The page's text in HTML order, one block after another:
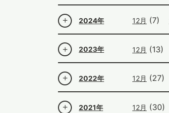
2024年 12月 (7)
2023年 12月 (13)
2022年 12月 (27)
2021年 12月 (30)